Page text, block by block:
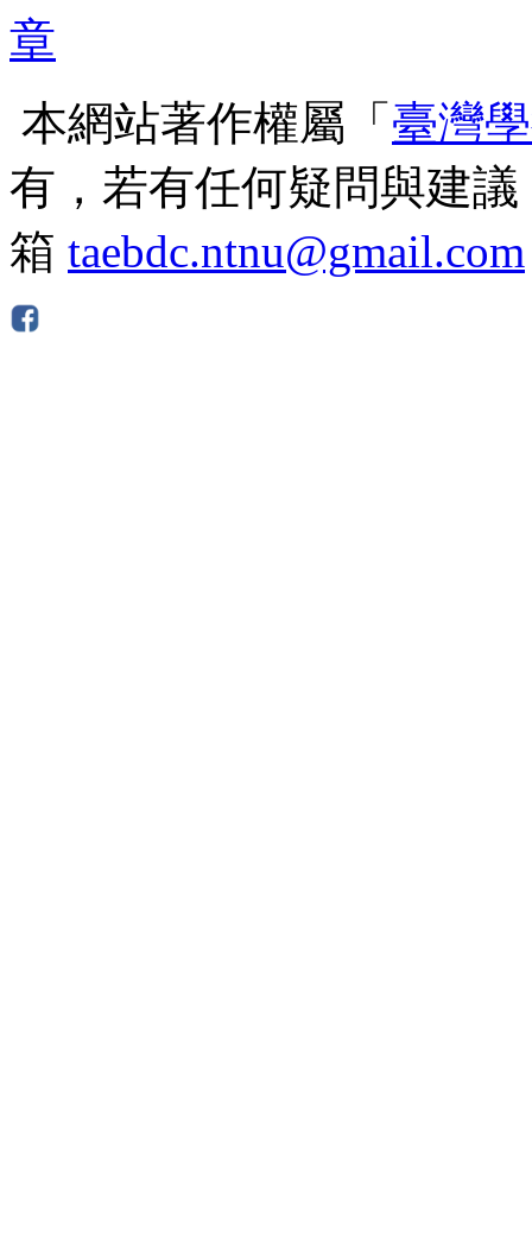
本網站著作權屬「 臺灣
有，若有任何疑問與建
箱 taebdc.ntnu@gmail.com